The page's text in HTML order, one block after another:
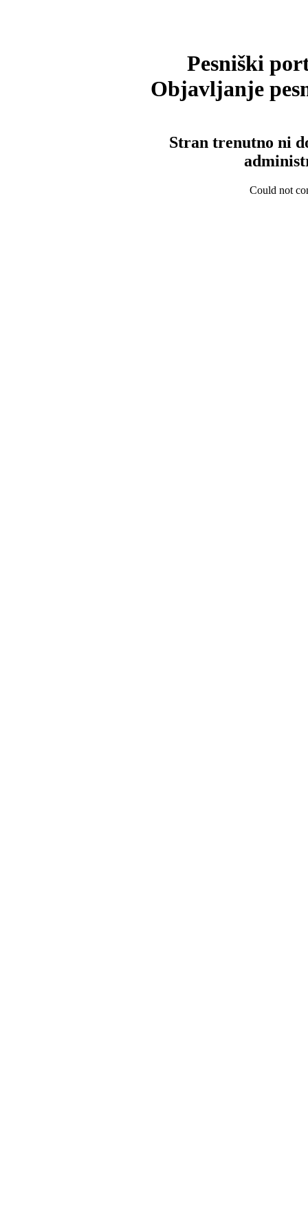
Pesniški
Objavljanje
Stran trenutno ni
Could not